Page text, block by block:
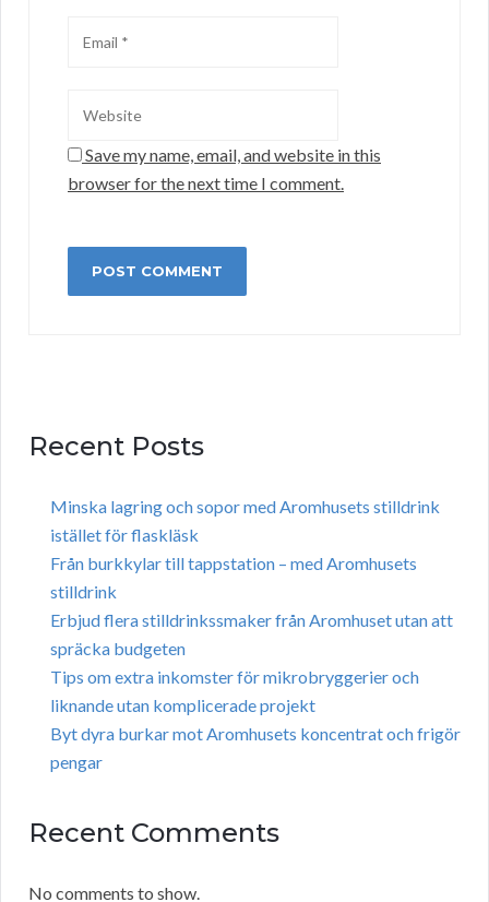
Save my name, email, and website in this
browser for the next time I comment.
Recent Posts
Minska lagring och sopor med Aromhusets stilldrink
istället för flaskläsk
Från burkkylar till tappstation – med Aromhusets
stilldrink
Erbjud flera stilldrinkssmaker från Aromhuset utan att
spräcka budgeten
Tips om extra inkomster för mikrobryggerier och
liknande utan komplicerade projekt
Byt dyra burkar mot Aromhusets koncentrat och frigör
pengar
Recent Comments
No comments to show.